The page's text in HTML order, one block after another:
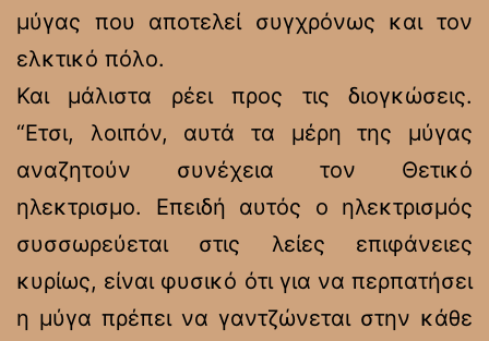
μύγας που αποτελεί συγχρόνως και τον
ελκτικό πόλο.
Και μάλιστα ρέει προς τις διογκώσεις.
“Ετσι, λοιπόν, αυτά τα μέρη της μύγας
αναζητούν συνέχεια τον Θετικό
ηλεκτρισμο. Επειδή αυτός ο ηλεκτρισμός
συσσωρεύεται στις λείες επιφάνειες
κυρίως, είναι φυσικό ότι για να περπατήσει
η μύγα πρέπει να γαντζώνεται στην κάθε